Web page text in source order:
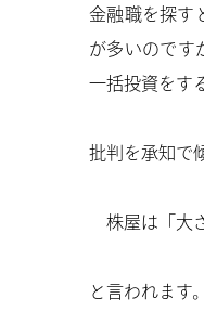
金融職を探す
が多いのです
一括投資をす
批判を承知で
株屋は「大
と言われます。